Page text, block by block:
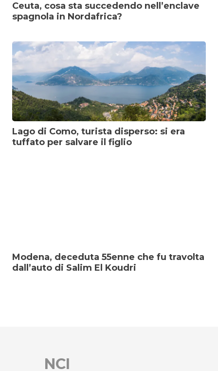
Ceuta, cosa sta succedendo nell’enclave
spagnola in Nordafrica?
Lago di Como, turista disperso: si era
tuffato per salvare il figlio
Modena, deceduta 55enne che fu travolta
dall’auto di Salim El Koudri
NCI